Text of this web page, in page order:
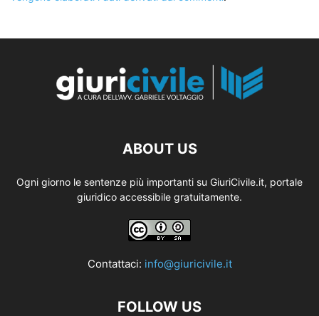
ABOUT US
Ogni giorno le sentenze più importanti su GiuriCivile.it, portale
giuridico accessibile gratuitamente.
Contattaci: info@giuricivile.it
FOLLOW US